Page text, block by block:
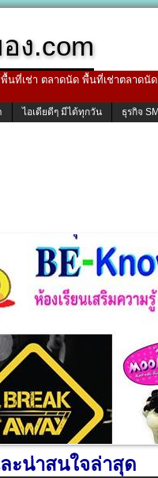
ง.com
ที่เช่า ตลาดนัด พื้นที่เช่าตลาด
ไอเดียดีๆ มีได้ทุกวัน ธุรกิจ
ะน่าสนใจล่าสุด